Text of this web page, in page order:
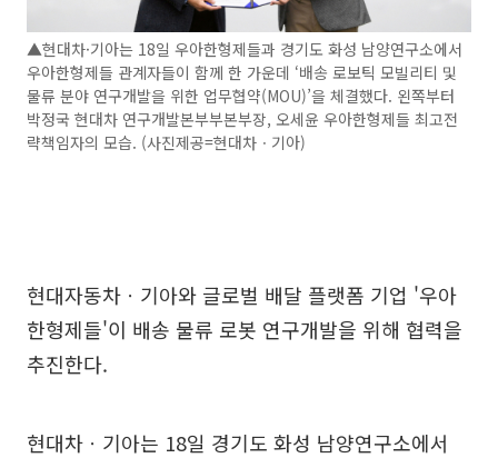
▲현대차·기아는 18일 우아한형제들과 경기도 화성 남양연구소에서
우아한형제들 관계자들이 함께 한 가운데 ‘배송 로보틱 모빌리티 및
물류 분야 연구개발을 위한 업무협약(MOU)’을 체결했다. 왼쪽부터
박정국 현대차 연구개발본부부본부장, 오세윤 우아한형제들 최고전
략책임자의 모습. (사진제공=현대차ㆍ기아)
현대자동차ㆍ기아와 글로벌 배달 플랫폼 기업 '우아
한형제들'이 배송 물류 로봇 연구개발을 위해 협력을
추진한다.
현대차ㆍ기아는 18일 경기도 화성 남양연구소에서